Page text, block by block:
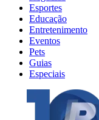
Esportes
Educação
Entretenimento
Eventos
Pets
Guias
Especiais
Explore Tudo
Últimas Notícias
Previsão do Tempo